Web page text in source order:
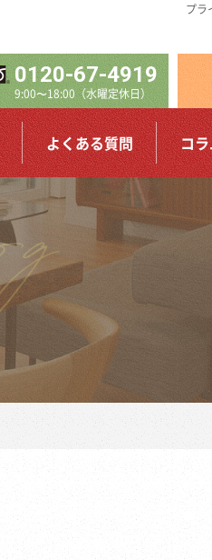
プラ
0120-67-4919
9:00〜18:00（水曜定休日）
よくある質問 コ